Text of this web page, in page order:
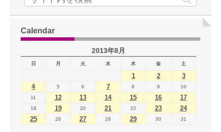
Calendar
2013年8月
日 月 火 水 木 金 土
1 2
3
4
5 6 7 8 9
10
11
12 13 14 15 16 17
18 19 20 21 22 23
24
25
26 27 28 29 30 31